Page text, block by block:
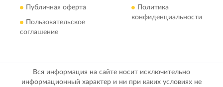
Публичная оферта
Пользовательское
соглашение
Политика
конфиденциальности
Вся информация на сайте носит исключительно
информационный характер и ни при каких условиях не